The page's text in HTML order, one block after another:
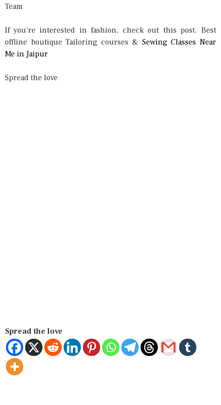
Team
If you’re interested in fashion, check out this post. Best
offline boutique Tailoring courses & Sewing Classes Near
Me in Jaipur
Spread the love
Spread the love